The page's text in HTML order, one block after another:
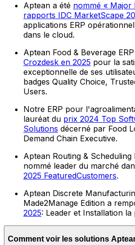
Aptean a été nommé « Major
rapports IDC MarketScape
applications ERP
dans le cloud.
Aptean Food & Beverage
Crozdesk en 2025 pour la
exceptionnelle de ses
badges Quality Choice,
Users.
Notre ERP pour
lauréat du prix 2024 Top
Solutions décerné par Food
Demand Chain Executive.
Aptean Routing & Scheduling
nommé leader du marché
2025 FeaturedCustomers.
Aptean Discrete
Made2Manage Edition a
2025: Leader et Installation la
Comment voir les solutions